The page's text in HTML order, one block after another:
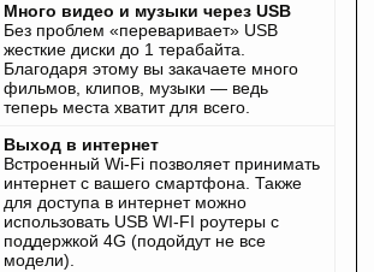
Много видео и музыки через USB
Без проблем «переваривает» USB
жесткие диски до 1 терабайта.
Благодаря этому вы закачаете много
фильмов, клипов, музыки — ведь
теперь места хватит для всего.
Выход в интернет
Встроенный Wi-Fi позволяет принимать
интернет с вашего смартфона. Также
для доступа в интернет можно
использовать USB WI-FI роутеры с
поддержкой 4G (подойдут не все
модели).